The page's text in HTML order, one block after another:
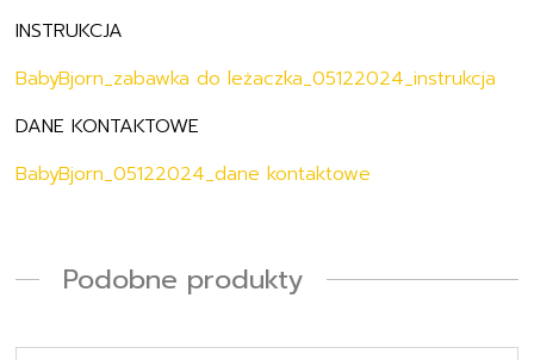
INSTRUKCJA
BabyBjorn_zabawka do leżaczka_05122024_instrukcja
DANE KONTAKTOWE
BabyBjorn_05122024_dane kontaktowe
Podobne produkty